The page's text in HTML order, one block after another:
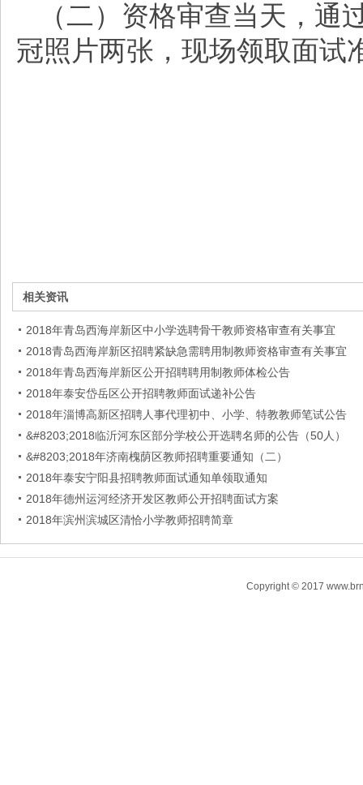
（二）资格审查当天，
冠照片两张，现场领取面试
相关资讯
2018年青岛西海岸新区中小学选聘骨干教师资格审查有关事宜
2018青岛西海岸新区招聘紧缺急需聘用制教师资格审查有关事宜
2018年青岛西海岸新区公开招聘聘用制教师体检公告
2018年泰安岱岳区公开招聘教师面试递补公告
2018年淄博高新区招聘人事代理初中、小学、特教教师笔试公告
&#8203;2018临沂河东区部分学校公开选聘名师的公告（50人）
&#8203;2018年济南槐荫区教师招聘重要通知（二）
2018年泰安宁阳县招聘教师面试通知单领取通知
2018年德州运河经济开发区教师公开招聘面试方案
2018年滨州滨城区清恰小学教师招聘简章
Copyright © 2017